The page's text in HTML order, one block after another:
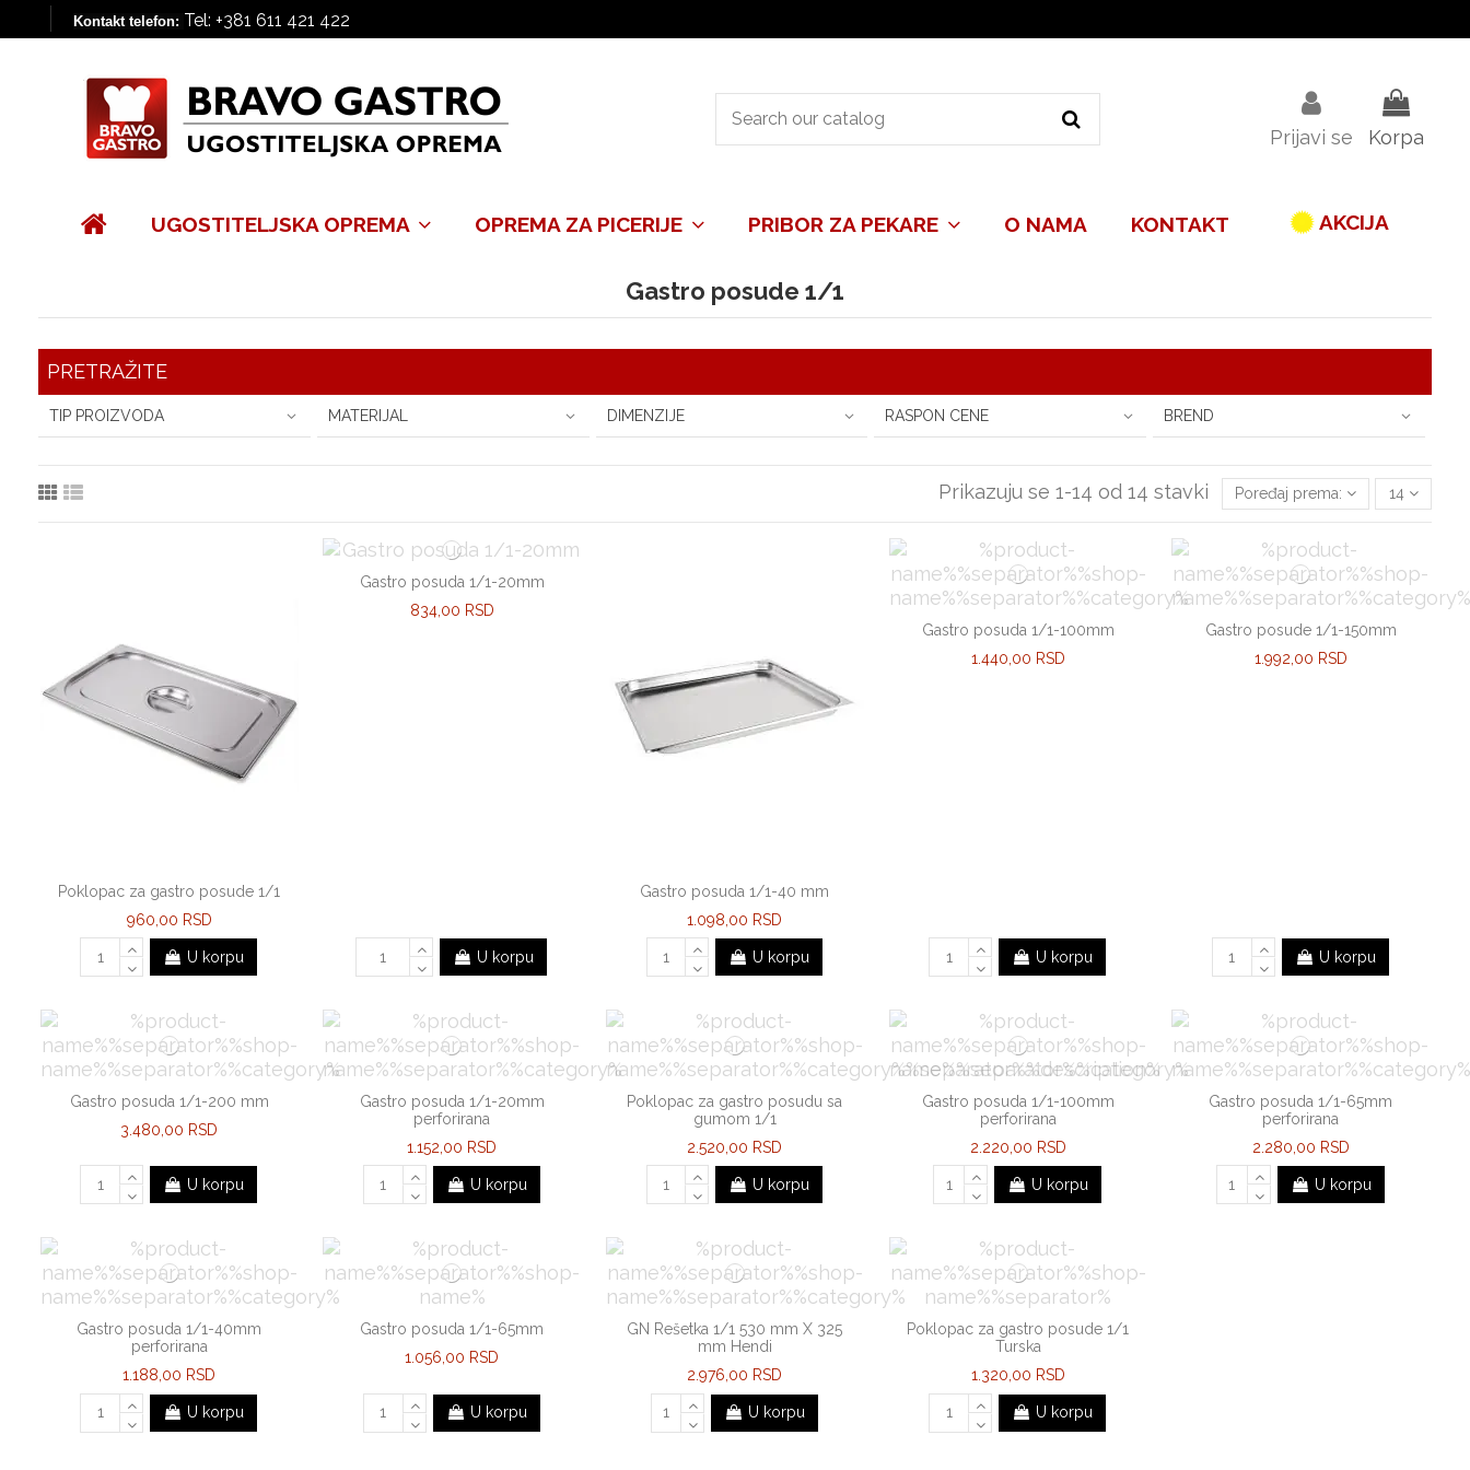
Kontakt telefon: Tel: +381 611 421 422
Prijavi se Korpa
UGOSTITELJSKA OPREMA OPREMA ZA PICERIJE PRIBOR ZA PEKARE O NAMA KONTAKT AKCIJA
Gastro posude 1/1
PRETRAŽITE
TIP PROIZVODA MATERIJAL DIMENZIJE RASPON CENE BREND
Prikazuju se 1-14 od 14 stavki Poređaj prema: 14
Poklopac za gastro posude 1/1
960,00 RSD
U korpu
Gastro posuda 1/1-20mm
834,00 RSD
U korpu
Gastro posuda 1/1-40 mm
1.098,00 RSD
U korpu
Gastro posuda 1/1-100mm
1.440,00 RSD
U korpu
Gastro posude 1/1-150mm
1.992,00 RSD
U korpu
Gastro posuda 1/1-200 mm
3.480,00 RSD
U korpu
Gastro posuda 1/1-20mm
perforirana
1.152,00 RSD
U korpu
Poklopac za gastro posudu sa
gumom 1/1
2.520,00 RSD
U korpu
Gastro posuda 1/1-100mm
perforirana
2.220,00 RSD
U korpu
Gastro posuda 1/1-65mm
perforirana
2.280,00 RSD
U korpu
Gastro posuda 1/1-40mm
perforirana
1.188,00 RSD
U korpu
Gastro posuda 1/1-65mm
1.056,00 RSD
U korpu
GN Rešetka 1/1 530 mm X 325
mm Hendi
2.976,00 RSD
U korpu
Poklopac za gastro posude 1/1
Turska
1.320,00 RSD
U korpu